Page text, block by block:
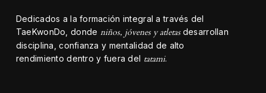
Dedicados a la formación integral a través del
TaeKwonDo, donde niños, jóvenes y atletasdesarrollan
disciplina, confianza y mentalidad de alto
rendimiento dentro y fuera del tatami.